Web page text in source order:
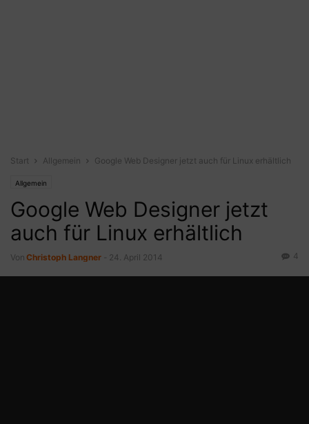
Start Allgemein Google Web Designer jetzt auch für Linux erhältlich
Allgemein
Google Web Designer jetzt
auch für Linux erhältlich
Von Christoph Langner 24. April 2014 4